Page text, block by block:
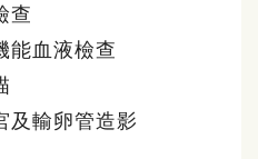
查
能血液檢查
及輸卵管造影